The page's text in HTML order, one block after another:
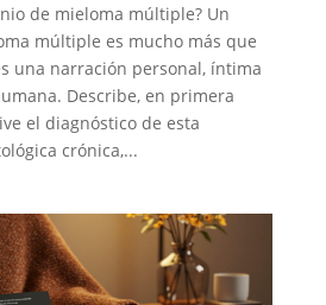
de mieloma múltiple? Un
múltiple es mucho más que
una narración personal, íntima
Describe, en primera
el diagnóstico de esta
crónica,...